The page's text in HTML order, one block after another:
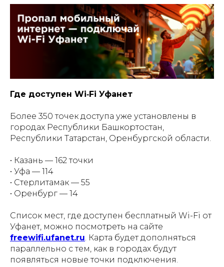
Где доступен Wi‑Fi Уфанет
Более 350 точек доступа уже установлены в
городах Республики Башкортостан,
Республики Татарстан, Оренбургской области.
• Казань — 162 точки
• Уфа — 114
• Стерлитамак — 55
• Оренбург — 14
Список мест, где доступен бесплатный Wi-Fi от
Уфанет, можно посмотреть на сайте
freewifi.ufanet.ru. Карта будет дополняться
параллельно с тем, как в городах будут
появляться новые точки подключения.